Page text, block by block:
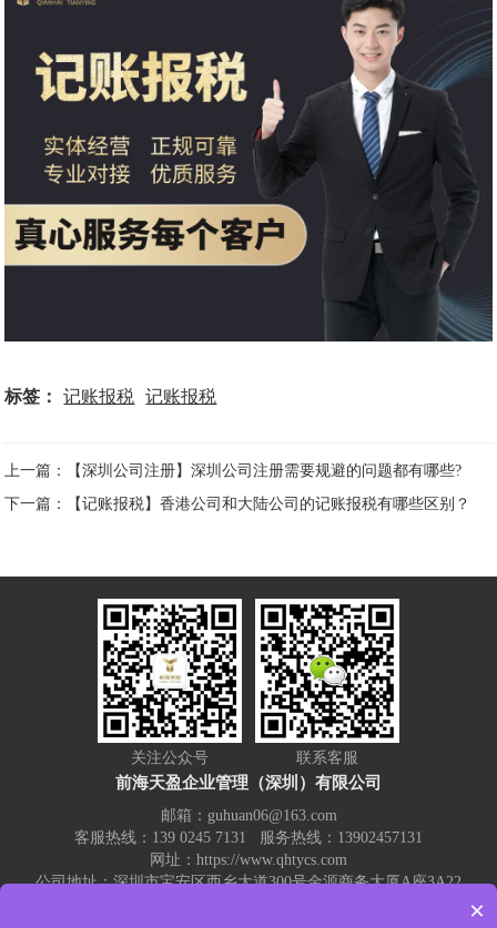
标签： 记账报税 记账报税
上一篇：【深圳公司注册】深圳公司注册需要规避的问题都有哪些?
下一篇：【记账报税】香港公司和大陆公司的记账报税有哪些区别？
关注公众号 联系客服
前海天盈企业管理（深圳）有限公司
邮箱：guhuan06@163.com
客服热线：139 0245 7131 服务热线：13902457131
网址：https://www.qhtycs.com
公司地址：深圳市宝安区西乡大道300号金源商务大厦A座3A22
×